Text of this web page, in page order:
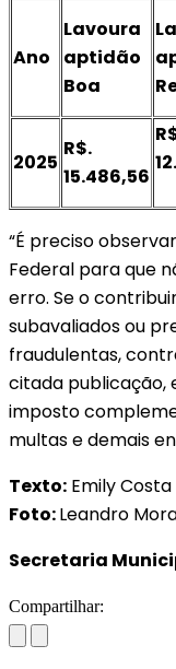
Ano
Lavoura
aptidão
Boa
2025
R$.
15.486,56
“É preciso
Federal para que
erro. Se o
subavaliados ou
fraudulentas,
citada publicação,
imposto
multas e demais
Texto: Emily Costa
Foto:Leandro
Secretaria
Compartilhar: